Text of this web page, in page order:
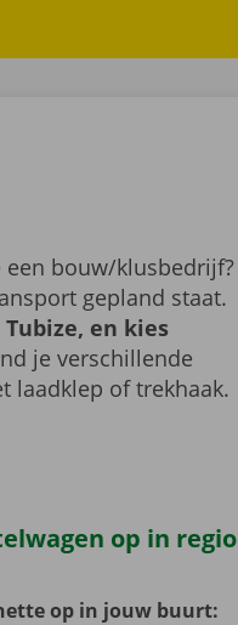
een bouw/klusbedrijf?
gepland staat.
en kies
je verschillende
laadklep of trekhaak.
op in regio
op in jouw buurt: